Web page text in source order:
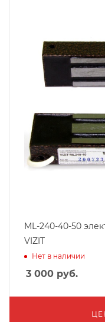
ML-240-40-50
VIZIT
Нет в наличии
3 000 руб.